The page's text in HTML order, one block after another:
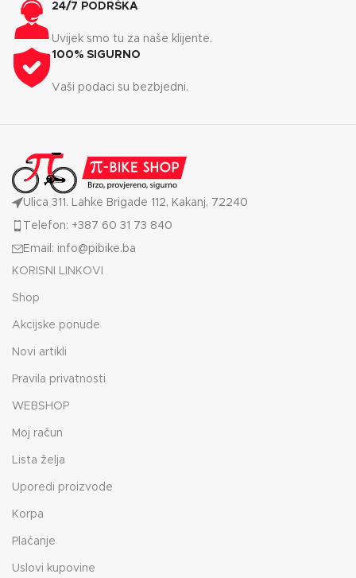
24/7 PODRŠKA
Uvijek smo tu za naše klijente.
100% SIGURNO
Vaši podaci su bezbjedni.
Ulica 311. Lahke Brigade 112, Kakanj, 72240
Telefon: +387 60 31 73 840
Email: info@pibike.ba
KORISNI LINKOVI
Shop
Akcijske ponude
Novi artikli
Pravila privatnosti
WEBSHOP
Moj račun
Lista želja
Uporedi proizvode
Korpa
Plaćanje
Uslovi kupovine